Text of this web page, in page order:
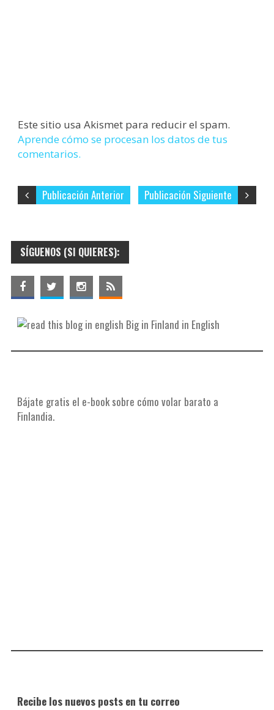
Este sitio usa Akismet para reducir el spam.
Aprende cómo se procesan los datos de tus
comentarios.
Publicación Siguiente
Publicación Anterior
SÍGUENOS (SI QUIERES):
Big in Finland in English
Bájate gratis el e-book sobre cómo volar barato a
Finlandia.
Recibe los nuevos posts en tu correo